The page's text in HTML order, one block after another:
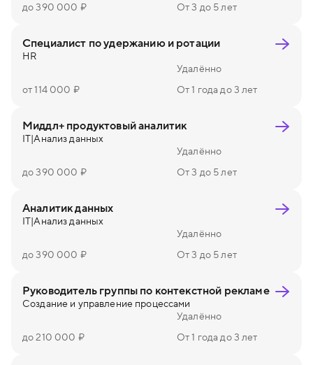
до 390 000 ₽
От 3 до 5 лет
Специалист по удержанию и ротации
HR
Удалённо
от 114 000 ₽
От 1 года до 3 лет
Миддл+ продуктовый аналитик
IT|Анализ данных
Удалённо
до 390 000 ₽
От 3 до 5 лет
Аналитик данных
IT|Анализ данных
Удалённо
до 390 000 ₽
От 3 до 5 лет
Руководитель группы по контекстной рекламе
Создание и управление процессами
Удалённо
до 210 000 ₽
От 1 года до 3 лет